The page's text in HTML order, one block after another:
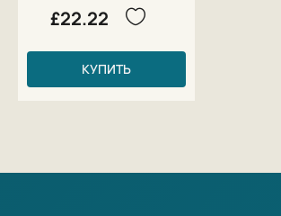
£22.22
КУПИТЬ